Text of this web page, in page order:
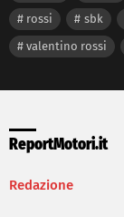
rossi
sbk
valentino rossi
ReportMotori.it
Redazione